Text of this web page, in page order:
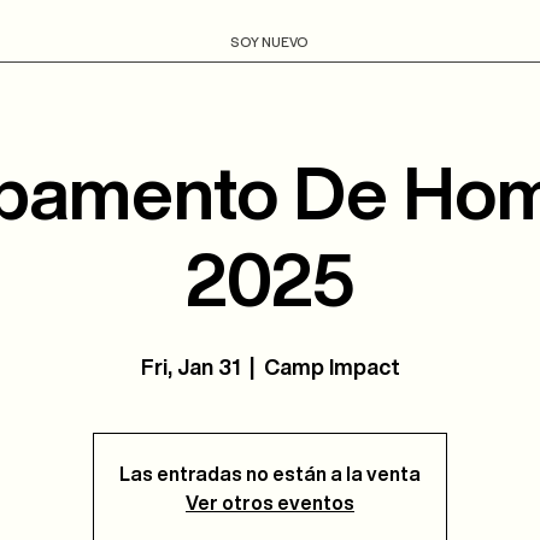
SOY NUEVO
De
2025
Fri, Jan 31
  |
Camp Impact
Las entradas no están a la venta
Ver otros eventos